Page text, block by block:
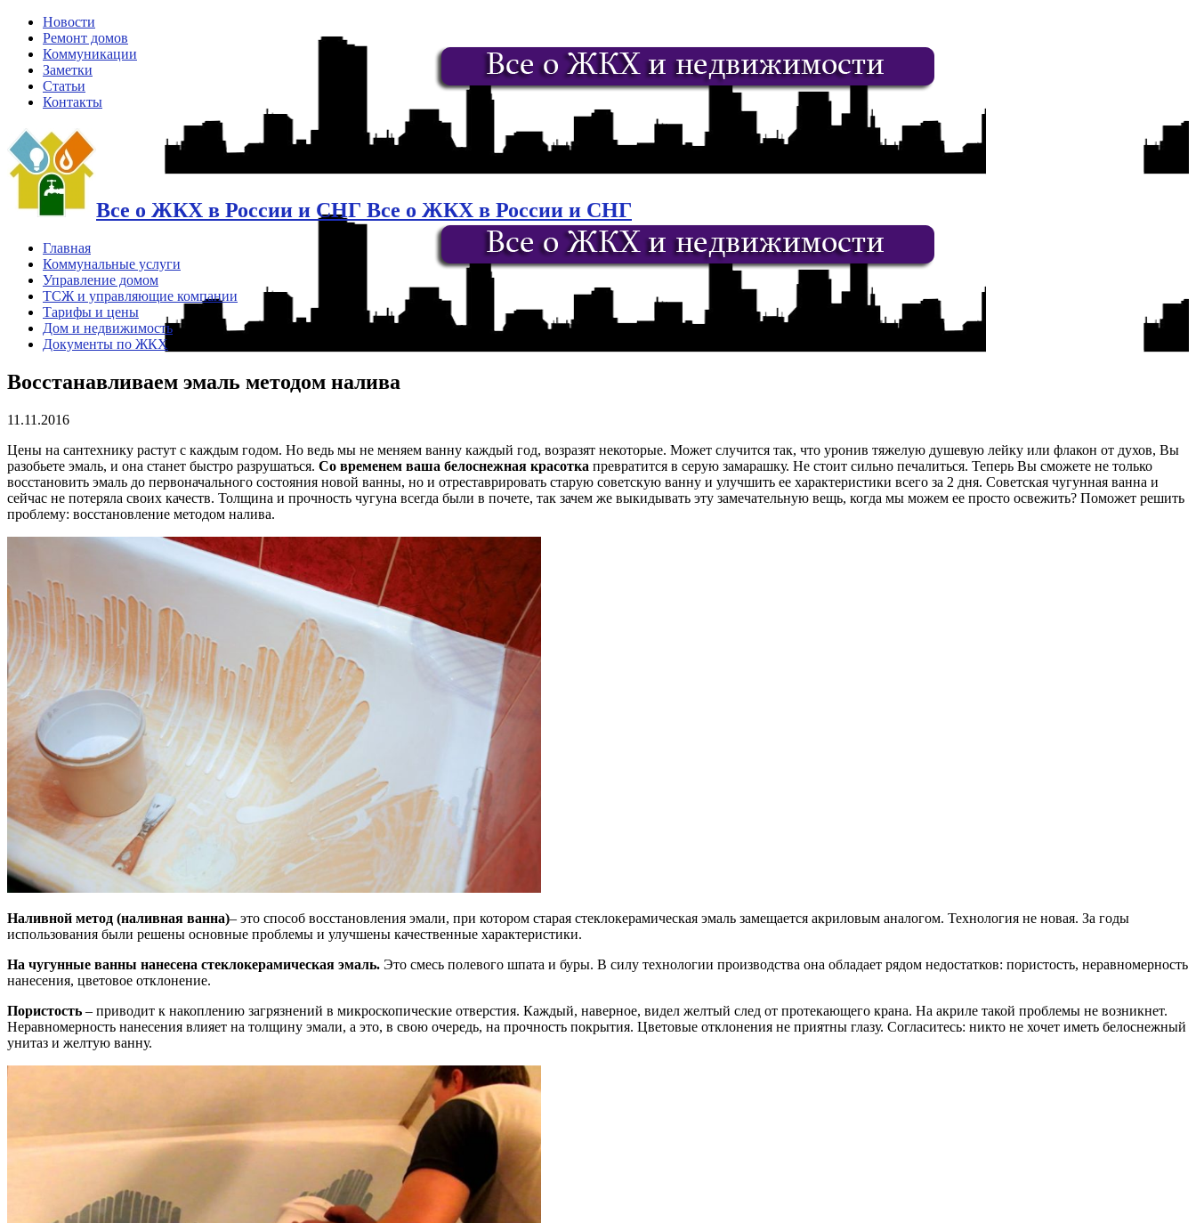
Новости
Ремонт домов
Коммуникации
Заметки
Статьи
Контакты
Все о ЖКХ в России и СНГ Все о ЖКХ в России и СНГ
Главная
Коммунальные услуги
Управление домом
ТСЖ и управляющие компании
Тарифы и цены
Дом и недвижимость
Документы по ЖКХ
Восстанавливаем эмаль методом налива
11.11.2016
Цены на сантехнику растут с каждым годом. Но ведь мы не меняем ванну каждый год, возразят некоторые. Может случится так, что уронив тяжелую душевую лейку или флакон от духов, Вы
разобьете эмаль, и она станет быстро разрушаться. Со временем ваша белоснежная красотка превратится в серую замарашку. Не стоит сильно печалиться. Теперь Вы сможете не только
восстановить эмаль до первоначального состояния новой ванны, но и отреставрировать старую советскую ванну и улучшить ее характеристики всего за 2 дня. Советская чугунная ванна и
сейчас не потеряла своих качеств. Толщина и прочность чугуна всегда были в почете, так зачем же выкидывать эту замечательную вещь, когда мы можем ее просто освежить? Поможет решить
проблему: восстановление методом налива.
Наливной метод (наливная ванна)– это способ восстановления эмали, при котором старая стеклокерамическая эмаль замещается акриловым аналогом. Технология не новая. За годы
использования были решены основные проблемы и улучшены качественные характеристики.
На чугунные ванны нанесена стеклокерамическая эмаль. Это смесь полевого шпата и буры. В силу технологии производства она обладает рядом недостатков: пористость, неравномерность
нанесения, цветовое отклонение.
Пористость – приводит к накоплению загрязнений в микроскопические отверстия. Каждый, наверное, видел желтый след от протекающего крана. На акриле такой проблемы не возникнет.
Неравномерность нанесения влияет на толщину эмали, а это, в свою очередь, на прочность покрытия. Цветовые отклонения не приятны глазу. Согласитесь: никто не хочет иметь белоснежный
унитаз и желтую ванну.